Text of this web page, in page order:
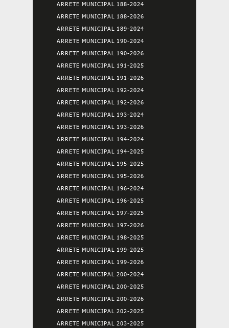
ARRETE MUNICIPAL 188-2024
ARRETE MUNICIPAL 188-2026
ARRETE MUNICIPAL 189-2024
ARRETE MUNICIPAL 190-2024
ARRETE MUNICIPAL 190-2026
ARRETE MUNICIPAL 191-2025
ARRETE MUNICIPAL 191-2026
ARRETE MUNICIPAL 192-2024
ARRETE MUNICIPAL 192-2026
ARRETE MUNICIPAL 193-2024
ARRETE MUNICIPAL 193-2026
ARRETE MUNICIPAL 194-2024
ARRETE MUNICIPAL 194-2025
ARRETE MUNICIPAL 195-2025
ARRETE MUNICIPAL 195-2026
ARRETE MUNICIPAL 196-2024
ARRETE MUNICIPAL 196-2025
ARRETE MUNICIPAL 197-2025
ARRETE MUNICIPAL 197-2026
ARRETE MUNICIPAL 198-2025
ARRETE MUNICIPAL 199-2025
ARRETE MUNICIPAL 199-2026
ARRETE MUNICIPAL 200-2024
ARRETE MUNICIPAL 200-2025
ARRETE MUNICIPAL 200-2026
ARRETE MUNICIPAL 202-2025
ARRETE MUNICIPAL 203-2025